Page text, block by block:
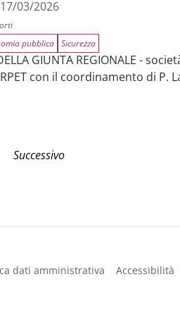
17/03/2026
pubblica Sicurezza
GIUNTA REGIONALE -
con il coordinamento di P.
organizzata nell’economia
Successivo
dati amministrativa Accessibilità